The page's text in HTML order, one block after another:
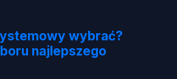
wybrać?
najlepszego